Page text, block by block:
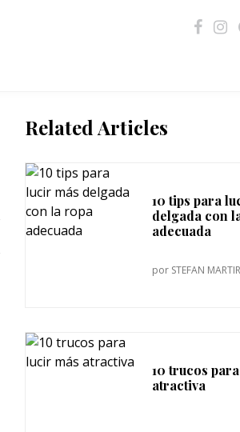
Related Articles
10 tips para
delgada con
adecuada
por STEFAN
10 trucos
atractiva